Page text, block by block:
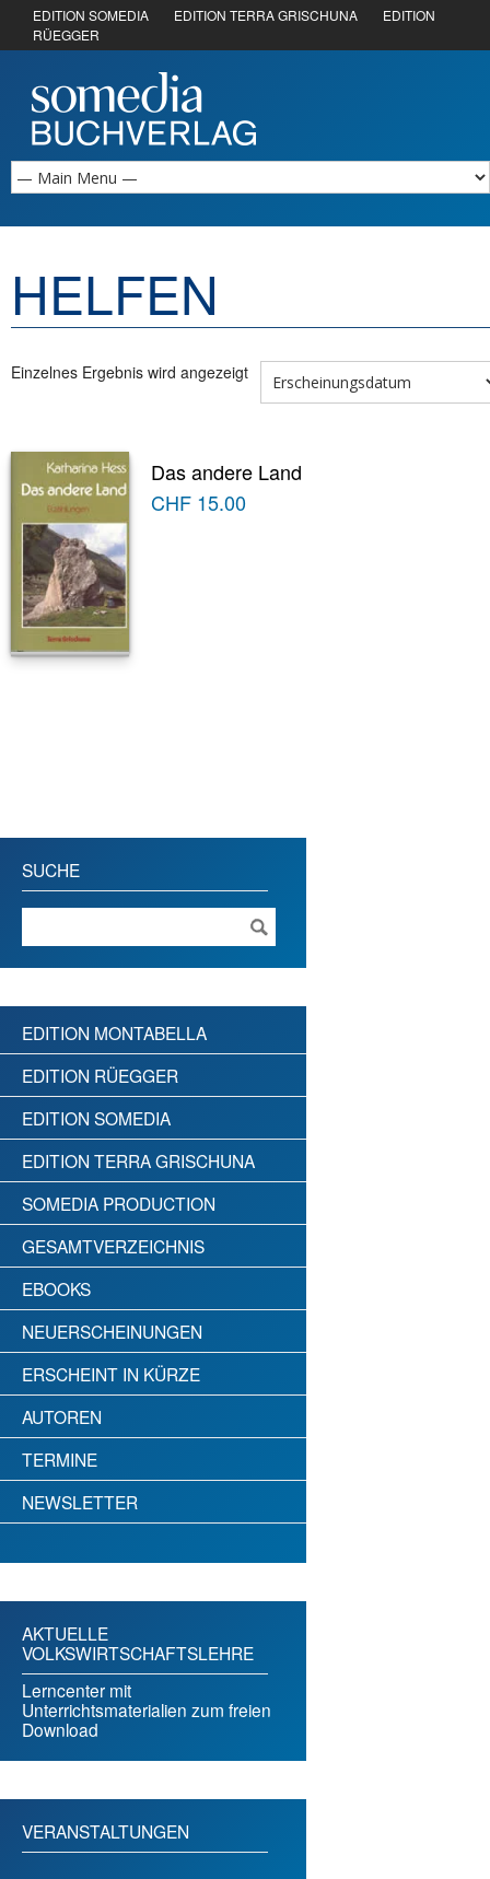
EDITION SOMEDIA EDITION TERRA GRISCHUNA
EDITION
RÜEGGER
HELFEN
Einzelnes Ergebnis wird angezeigt
Das andere Land
CHF15.00
SUCHE
EDITION MONTABELLA
EDITION RÜEGGER
EDITION SOMEDIA
EDITION TERRA GRISCHUNA
SOMEDIA PRODUCTION
GESAMTVERZEICHNIS
EBOOKS
NEUERSCHEINUNGEN
ERSCHEINT IN KÜRZE
AUTOREN
TERMINE
NEWSLETTER
AKTUELLE
VOLKSWIRTSCHAFTSLEHRE
Lerncenter mit
Unterrichtsmaterialien zum freien
Download
VERANSTALTUNGEN